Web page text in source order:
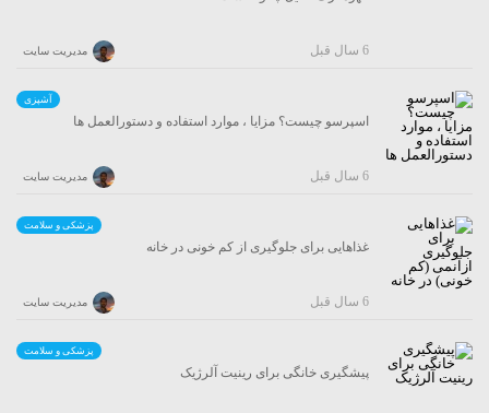
مدیریت سایت 6 سال قبل
آشپزی
اسپرسو چیست؟ مزایا ، موارد استفاده و دستورالعمل ها
مدیریت سایت 6 سال قبل
پزشکی و سلامت
غذاهایی برای جلوگیری از کم خونی در خانه
مدیریت سایت 6 سال قبل
پزشکی و سلامت
پیشگیری خانگی برای رینیت آلرژیک